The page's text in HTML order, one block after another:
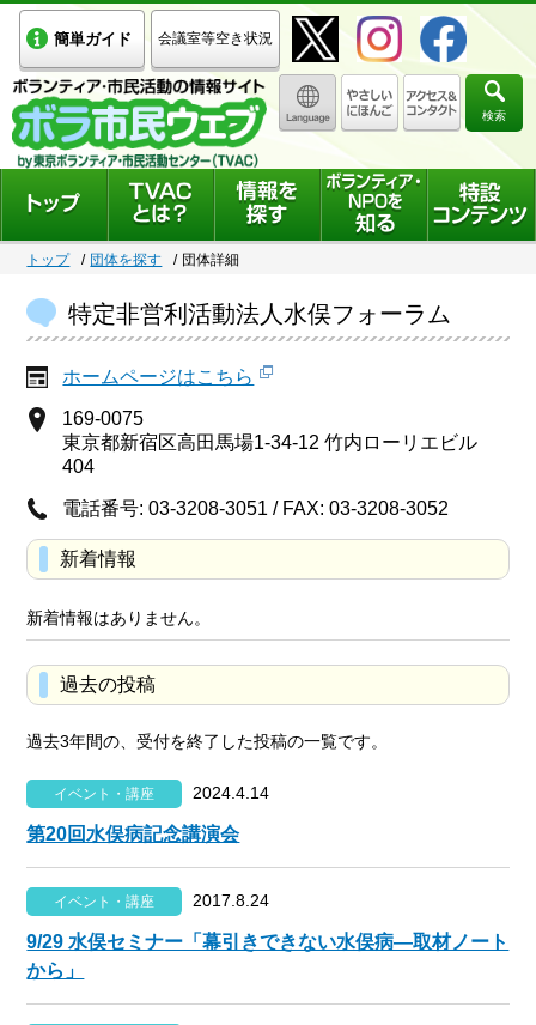
簡単ガイド 会議室等空き状況
検索
トップ 団体を探す 団体詳細
特定非営利活動法人水俣フォーラム
ホームページはこちら
169-0075
東京都新宿区高田馬場1-34-12 竹内ローリエビル
404
電話番号: 03-3208-3051 / FAX: 03-3208-3052
新着情報
新着情報はありません。
過去の投稿
過去3年間の、受付を終了した投稿の一覧です。
イベント・講座 2024.4.14
第20回水俣病記念講演会
イベント・講座 2017.8.24
9/29 水俣セミナー「幕引きできない水俣病―取材ノート
から」